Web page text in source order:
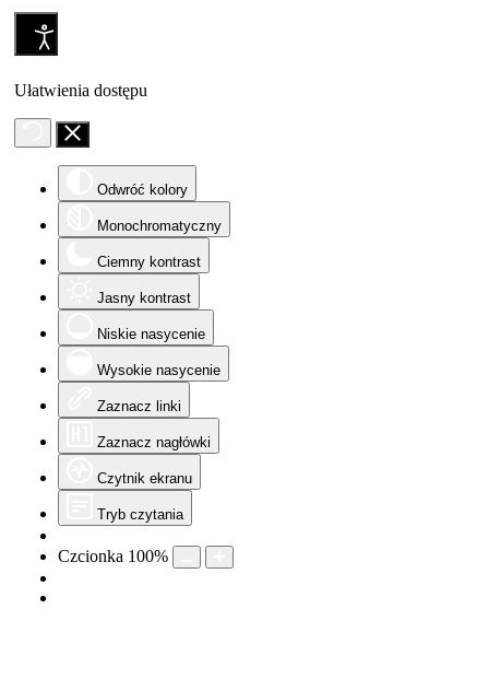
Ułatwienia dostępu
Odwróć kolory
Monochromatyczny
Ciemny kontrast
Jasny kontrast
Niskie nasycenie
Wysokie nasycenie
Zaznacz linki
Zaznacz nagłówki
Czytnik ekranu
Tryb czytania
Czcionka 100%